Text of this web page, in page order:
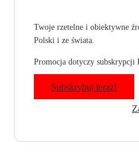
Twoje rzetelne i obiektywne
Polski i ze świata.
Promocja dotyczy subskrypcji
Subskrybuj teraz!